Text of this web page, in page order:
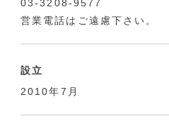
03-3208-9577
営業電話はご遠慮下さい。
設立
2010年7月